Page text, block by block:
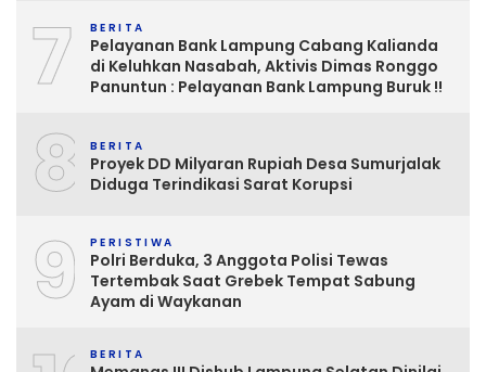
7 BERITA
Pelayanan Bank Lampung Cabang Kalianda
di Keluhkan Nasabah, Aktivis Dimas Ronggo
Panuntun : Pelayanan Bank Lampung Buruk !!
8 BERITA
Proyek DD Milyaran Rupiah Desa Sumurjalak
Diduga Terindikasi Sarat Korupsi
9 PERISTIWA
Polri Berduka, 3 Anggota Polisi Tewas
Tertembak Saat Grebek Tempat Sabung
Ayam di Waykanan
BERITA